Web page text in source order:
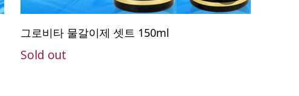
그로비타 물갈이제 셋트 150ml
Sold out